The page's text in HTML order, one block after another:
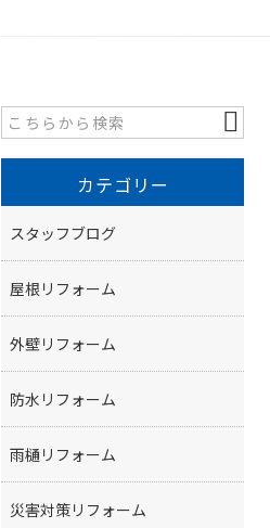
カテゴリー
スタッフブログ
屋根リフォーム
外壁リフォーム
防水リフォーム
雨樋リフォーム
災害対策リフォーム